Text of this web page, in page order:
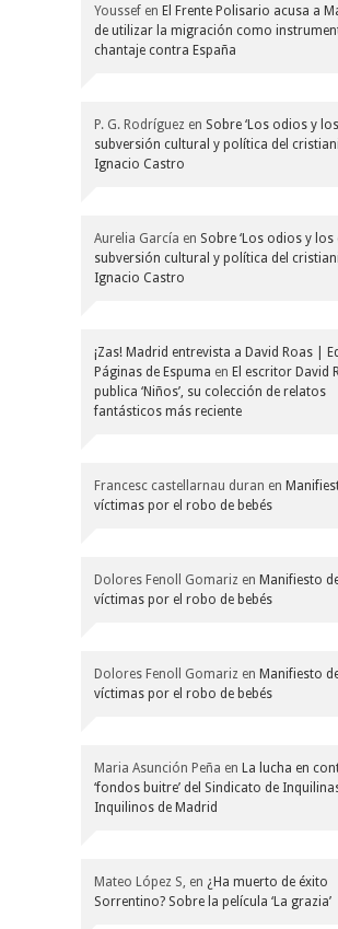
Youssef en El Frente Polisario acusa a
de utilizar la migración como
chantaje contra España
P. G. Rodríguez en Sobre ‘Los odios y
subversión cultural y política del
Ignacio Castro
Aurelia García en Sobre ‘Los odios y los
subversión cultural y política del
Ignacio Castro
¡Zas! Madrid entrevista a David Roas |
Páginas de Espuma en El escritor David
publica ‘Niños’, su colección de relatos
fantásticos más reciente
Francesc castellarnau duran en
víctimas por el robo de bebés
Dolores Fenoll Gomariz en Manifiesto
víctimas por el robo de bebés
Dolores Fenoll Gomariz en Manifiesto
víctimas por el robo de bebés
Maria Asunción Peña en La lucha en
‘fondos buitre’ del Sindicato de
Inquilinos de Madrid
Mateo López S, en ¿Ha muerto de éxito
Sorrentino? Sobre la película ‘La grazia’